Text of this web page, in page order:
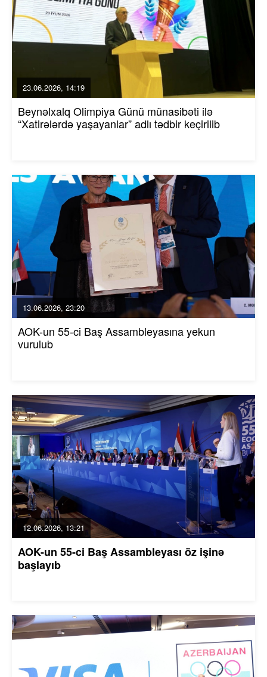
23.06.2026, 14:19
Beynəlxalq Olimpiya Günü münasibəti ilə
“Xatirələrdə yaşayanlar” adlı tədbir keçirilib
13.06.2026, 23:20
AOK-un 55-ci Baş Assambleyasına yekun
vurulub
12.06.2026, 13:21
AOK-un 55-ci Baş Assambleyası öz işinə
başlayıb